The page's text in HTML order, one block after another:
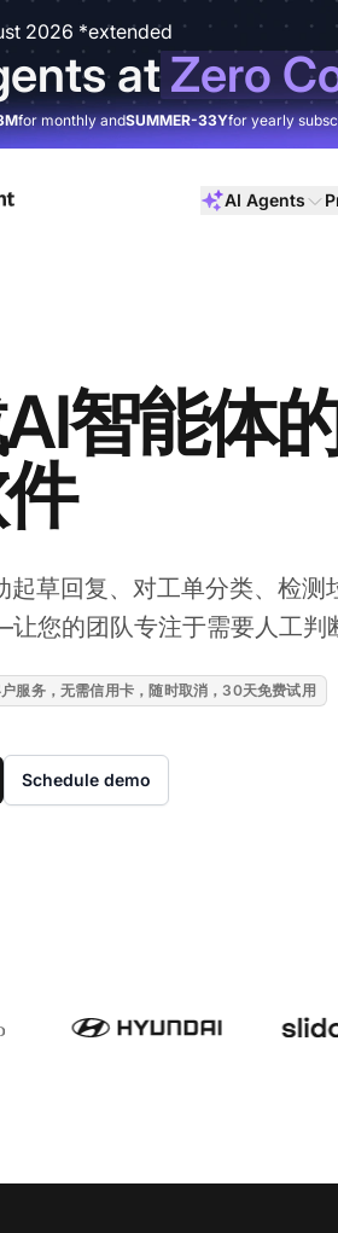
2026 *extended
atZero
for monthly andSUMMER-33Yfor yearly
AI Agents
智能体
起草回复、对工单分类、检测
您的团队专注于需要人工判
服务，无需信用卡，随时取消，30天免费试用
Schedule demo